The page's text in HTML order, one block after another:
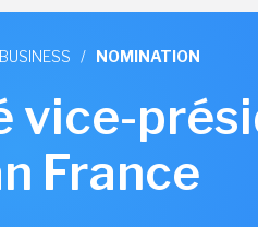
BUSINESS / NOMINATION
vice-
France